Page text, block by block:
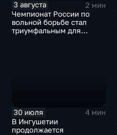
3 августа
2 мин
Чемпионат России по
вольной борьбе стал
триумфальным для
30 июля
4 мин
В Ингушетии
продолжается